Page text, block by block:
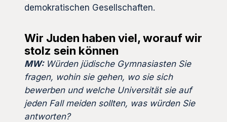
demokratischen Gesellschaften.
Wir Juden haben viel, worauf wir
stolz sein können
MW: Würden jüdische Gymnasiasten Sie
fragen, wohin sie gehen, wo sie sich
bewerben und welche Universität sie auf
jeden Fall meiden sollten, was würden Sie
antworten?